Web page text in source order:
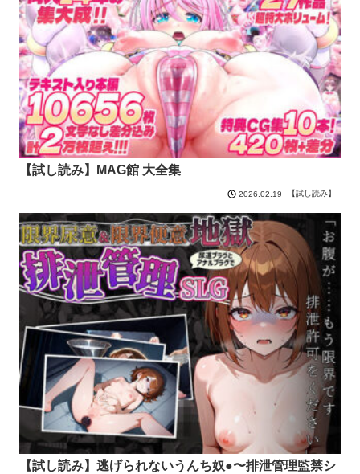
【試し読み】MAG館 大全集
2026.02.19 【試し読み】
【試し読み】逃げられないうんち奴●〜排泄管理監禁シ